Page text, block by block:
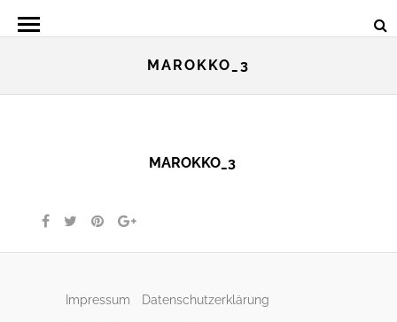
MAROKKO_3
MAROKKO_3
Impressum Datenschutzerklärung